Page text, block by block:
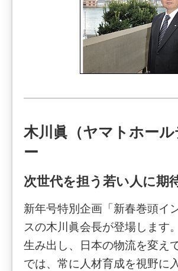
木川眞（ヤマトホー
ー
次世代を担う若い人に期
新年号特別企画「新春巻頭イ
スの木川眞会長が登場します
生み出し、日本の物流を変え
では、常に人材育成を視野に